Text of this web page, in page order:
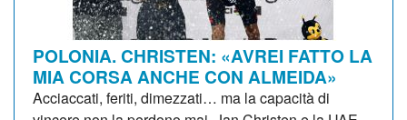
POLONIA. CHRISTEN: «AVREI FATTO LA
MIA CORSA ANCHE CON ALMEIDA»
Acciaccati, feriti, dimezzati… ma la capacità di